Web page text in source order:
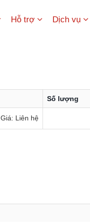
Hỗ trợ Dịch vụ
Số lượng
Giá: Liên hệ